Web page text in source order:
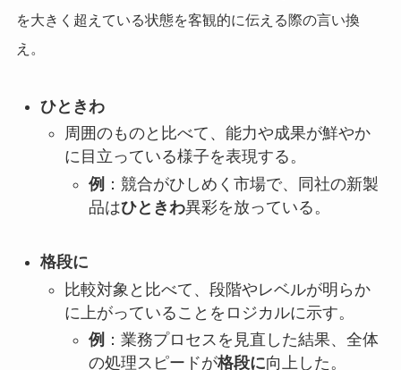
を大きく超えている状態を客観的に伝える際の言い換
え。
ひときわ
周囲のものと比べて、能力や成果が鮮やか
に目立っている様子を表現する。
例 ：競合がひしめく市場で、同社の新製
品はひときわ異彩を放っている。
格段に
比較対象と比べて、段階やレベルが明らか
に上がっていることをロジカルに示す。
例 ：業務プロセスを見直した結果、全体
の処理スピードが格段に向上した。